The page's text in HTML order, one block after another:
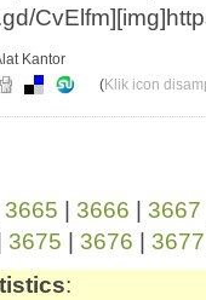
Kantor
(Klik icon
3665 3666 3667
3675 3676 3677
: